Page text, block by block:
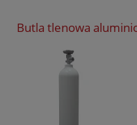
Butla tlenowa